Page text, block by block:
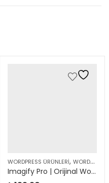
WORDPRESS ÜRÜNLERI, WORDPRESS EKLENTILERI
Imagify Pro | Orijinal WordPress Eklentisi